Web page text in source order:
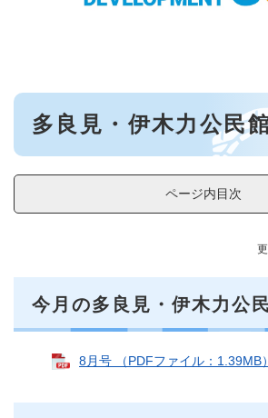
本
多良見・伊木力公民
ページ内目次
今月の多良見・伊木力公
8月号 （PDFファイル：1.39MB）